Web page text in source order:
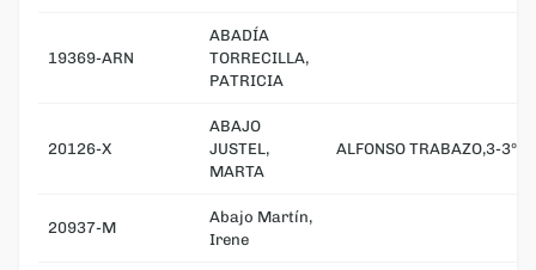
19369-ARN
ABADÍA
TORRECILLA,
PATRICIA
20126-X
ABAJO
JUSTEL,
MARTA
ALFONSO TRABAZO,3-3ºA
20937-M
Abajo Martín,
Irene